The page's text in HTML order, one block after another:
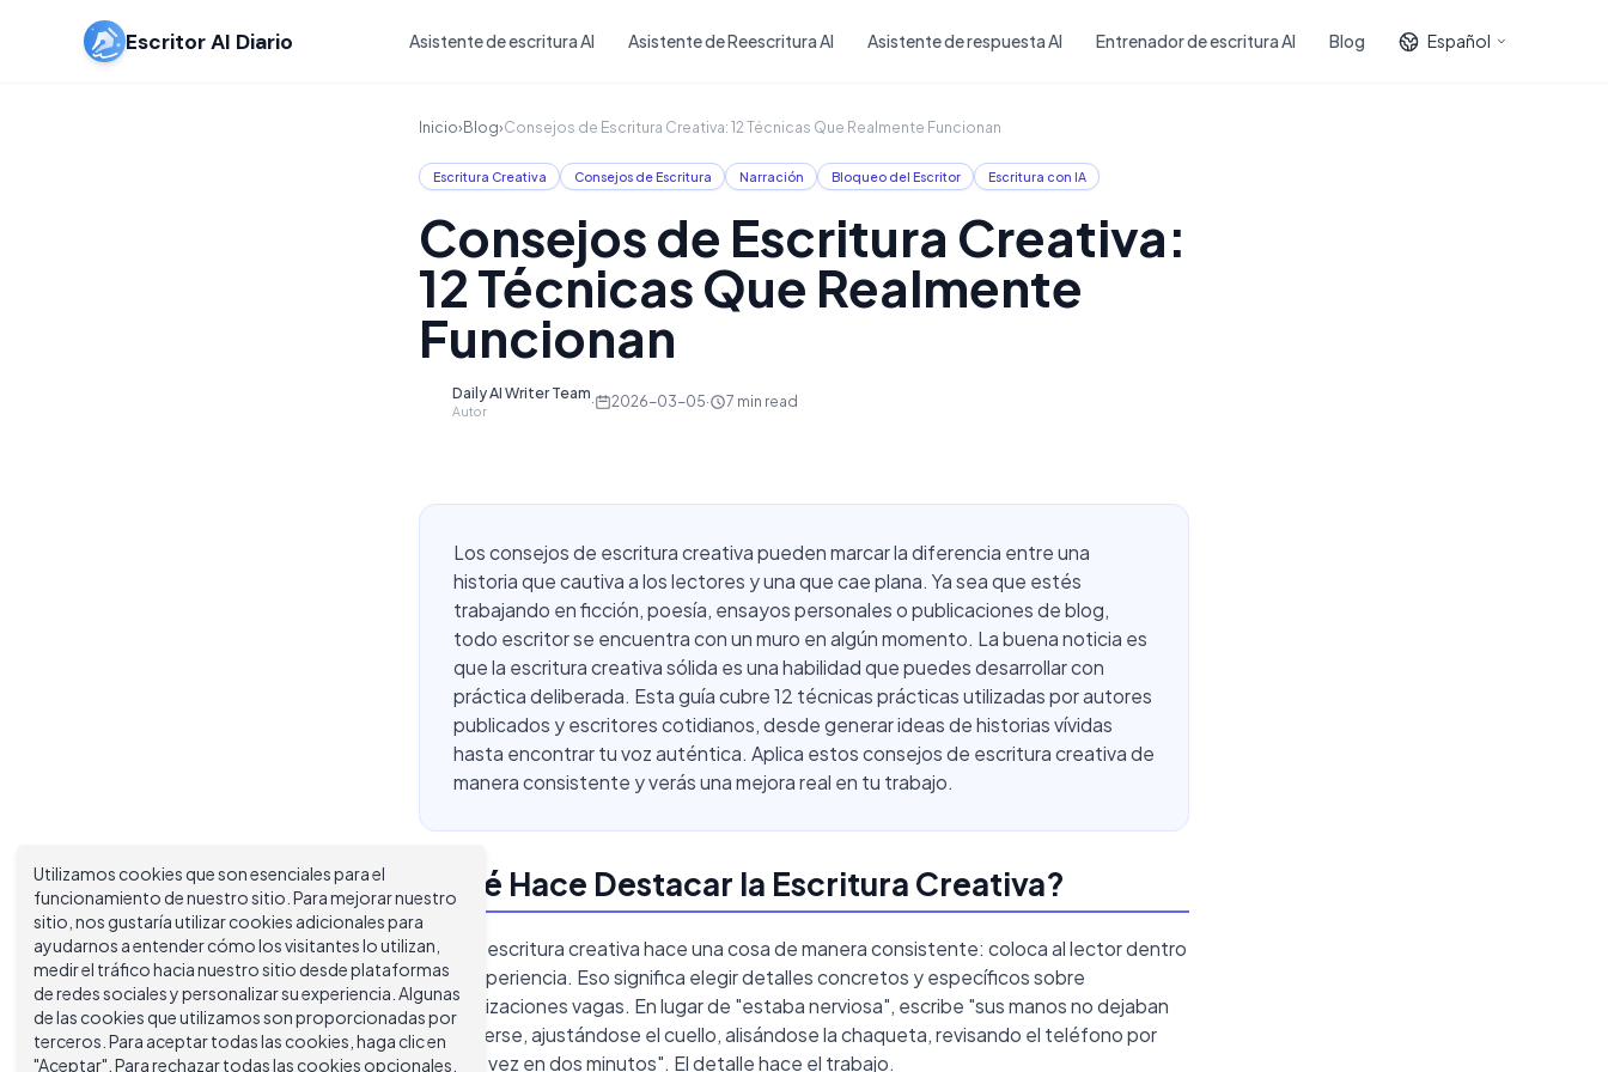
Escritor AI Diario Asistente de escritura AI Asistente de Reescritura AI Asistente de respuesta AI Entrenador de escritura AI Blog Español
Inicio›Blog›Consejos de Escritura Creativa: 12 Técnicas Que Realmente Funcionan
Escritura Creativa Consejos de Escritura Narración Bloqueo del Escritor Escritura con IA
Consejos de Escritura Creativa:
12 Técnicas Que Realmente
Funcionan
Daily AI Writer Team
Autor
· 2026-03-05· 7 min read
Los consejos de escritura creativa pueden marcar la diferencia entre una
historia que cautiva a los lectores y una que cae plana. Ya sea que estés
trabajando en ficción, poesía, ensayos personales o publicaciones de blog,
todo escritor se encuentra con un muro en algún momento. La buena noticia es
que la escritura creativa sólida es una habilidad que puedes desarrollar con
práctica deliberada. Esta guía cubre 12 técnicas prácticas utilizadas por autores
publicados y escritores cotidianos, desde generar ideas de historias vívidas
hasta encontrar tu voz auténtica. Aplica estos consejos de escritura creativa de
manera consistente y verás una mejora real en tu trabajo.
¿Qué Hace Destacar la Escritura Creativa?
La gran escritura creativa hace una cosa de manera consistente: coloca al lector dentro
de la experiencia. Eso significa elegir detalles concretos y específicos sobre
generalizaciones vagas. En lugar de "estaba nerviosa", escribe "sus manos no dejaban
de moverse, ajustándose el cuello, alisándose la chaqueta, revisando el teléfono por
tercera vez en dos minutos". El detalle hace el trabajo.
Utilizamos cookies que son esenciales para el
funcionamiento de nuestro sitio. Para mejorar nuestro
sitio, nos gustaría utilizar cookies adicionales para
ayudarnos a entender cómo los visitantes lo utilizan,
medir el tráfico hacia nuestro sitio desde plataformas
de redes sociales y personalizar su experiencia. Algunas
de las cookies que utilizamos son proporcionadas por
terceros. Para aceptar todas las cookies, haga clic en
"Aceptar". Para rechazar todas las cookies opcionales,